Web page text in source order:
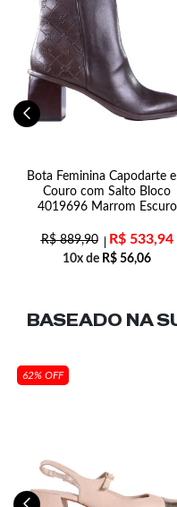
Bota Feminina Capodarte
Couro com Salto Bloco
4019696 Marrom Escuro
R$889,90 R$533,94
10x de R$ 56,06
BASEADO NA
62% OFF